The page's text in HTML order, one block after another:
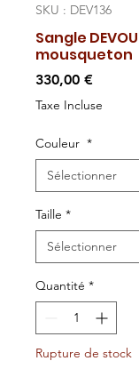
SKU : DEV136
Sangle
mousqueton
330,00 €Prix
Taxe Incluse
Couleur *
Taille *
Quantité *
Rupture de stock